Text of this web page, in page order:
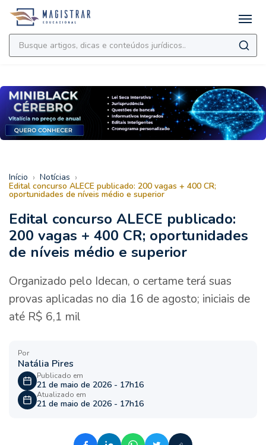
Início › Notícias ›
Edital concurso ALECE publicado: 200 vagas + 400 CR;
oportunidades de níveis médio e superior
Edital concurso ALECE publicado:
200 vagas + 400 CR; oportunidades
de níveis médio e superior
Organizado pelo Idecan, o certame terá suas
provas aplicadas no dia 16 de agosto; iniciais de
até R$ 6,1 mil
Por
Natália Pires
Publicado em
21 de maio de 2026 - 17h16
Atualizado em
21 de maio de 2026 - 17h16